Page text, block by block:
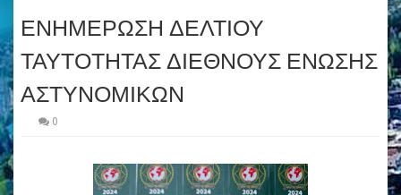
ΕΝΗΜΕΡΩΣΗ ΔΕΛΤΙΟΥ
ΤΑΥΤΟΤΗΤΑΣ ΔΙΕΘΝΟΥΣ ΕΝΩΣΗΣ
ΑΣΤΥΝΟΜΙΚΩΝ
0